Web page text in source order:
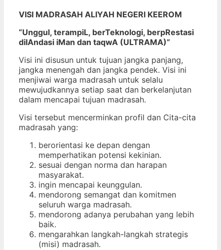
VISI MADRASAH ALIYAH NEGERI KEEROM
“Unggul, terampiL, berTeknologi, berpRestasi
dilAndasi iMan dan taqwA (ULTRAMA)”
Visi ini disusun untuk tujuan jangka panjang,
jangka menengah dan jangka pendek. Visi ini
menjiwai warga madrasah untuk selalu
mewujudkannya setiap saat dan berkelanjutan
dalam mencapai tujuan madrasah.
Visi tersebut mencerminkan profil dan Cita-cita
madrasah yang:
berorientasi ke depan dengan
memperhatikan potensi kekinian.
sesuai dengan norma dan harapan
masyarakat.
ingin mencapai keunggulan.
mendorong semangat dan komitmen
seluruh warga madrasah.
mendorong adanya perubahan yang lebih
baik.
mengarahkan langkah-langkah strategis
(misi) madrasah.